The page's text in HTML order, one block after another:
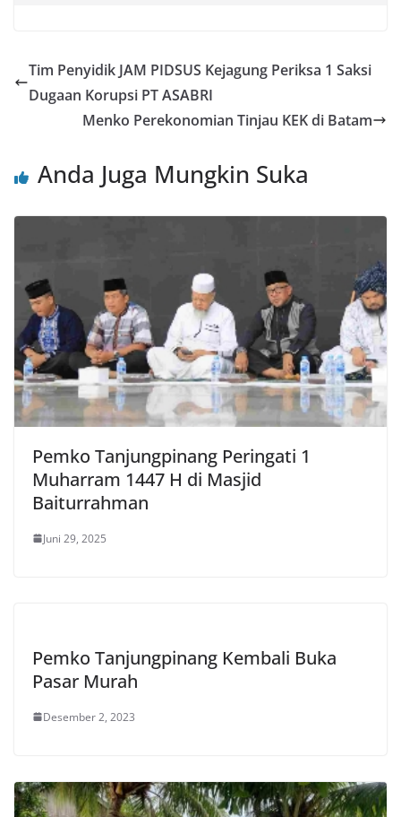
Tim Penyidik JAM PIDSUS Kejagung Periksa 1 Saksi
Dugaan Korupsi PT ASABRI
Menko Perekonomian Tinjau KEK di Batam
Anda Juga Mungkin Suka
Pemko Tanjungpinang Peringati 1
Muharram 1447 H di Masjid
Baiturrahman
Juni 29, 2025
Pemko Tanjungpinang Kembali Buka
Pasar Murah
Desember 2, 2023